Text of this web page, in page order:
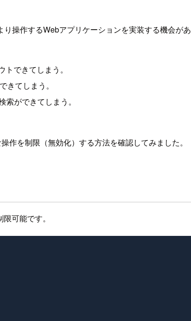
操作するWebアプリケーションを実装する機会が
できてしまう。
きてしまう。
ができてしまう。
作を制限（無効化）する方法を確認してみました。
可能です。